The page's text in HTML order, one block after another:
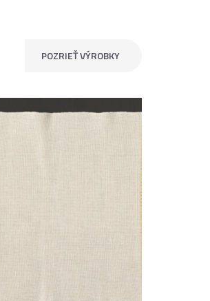
POZRIEŤ VÝROBKY